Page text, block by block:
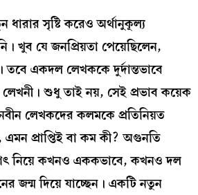
ধারার সৃষ্টি করেও অর্থানুকূল্য
খুব যে জনপ্রিয়তা পেয়েছিলেন,
তবে একদল লেখককে দুর্দান্তভাবে
লেখনী। শুধু তাই নয়, সেই প্রভাব কয়েক
লেখকদের কলমকে প্রতিনিয়ত
প্রাপ্তিই বা কম কী? অগুনতি
নিয়ে কখনও এককভাবে, কখনও দল
জন্ম দিয়ে যাচ্ছেন। একটি নতুন